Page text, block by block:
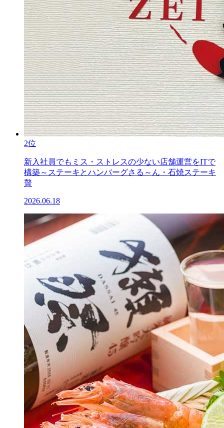
2位
新入社員でもミス・ストレスの少ない店舗運営をITで
構築～ステーキとハンバーグさる～ん・石焼ステーキ
贅
2026.06.18